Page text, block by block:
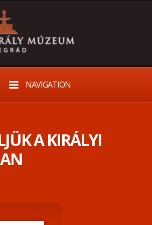
NAVIGATION
A KIRÁLYI